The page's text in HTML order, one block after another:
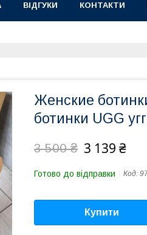
ВІДГУКИ КОНТАКТИ
Женские
ботинки UGG
3 500 ₴ 3 139 ₴
Готово до відправки Код:
Купити